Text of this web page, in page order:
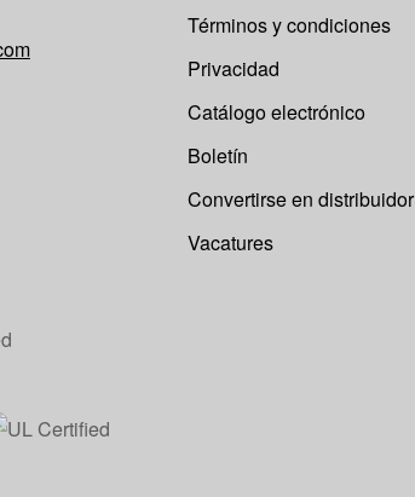
Términos y condiciones
Privacidad
Catálogo electrónico
Boletín
Convertirse en distribuidor
Vacatures